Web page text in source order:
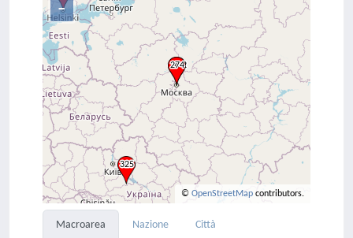
–
© OpenStreetMap contributors.
Macroarea Nazione Città